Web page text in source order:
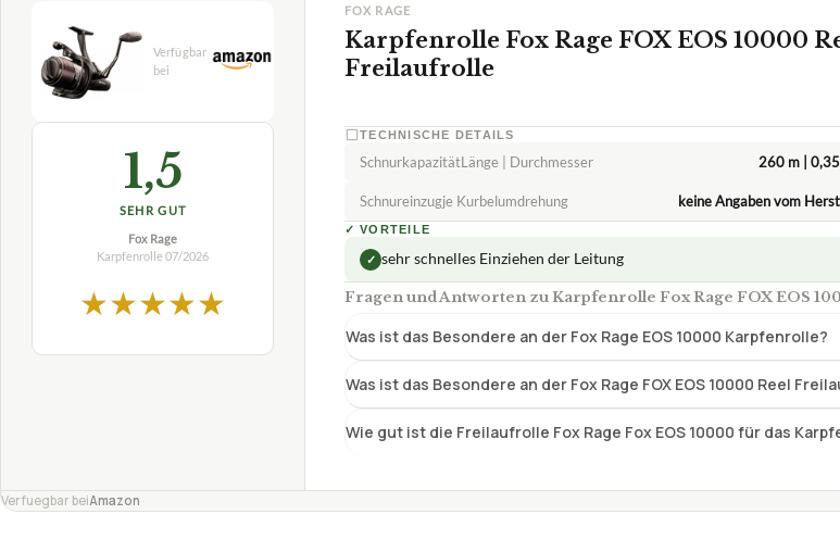
1,5
SEHR GUT
Fox Rage
Karpfenrolle 07/2026
★★★★★
FOX RAGE
Karpfenrolle Fox Rage FOX EOS 10000
Freilaufrolle
TECHNISCHE DETAILS
SchnurkapazitätLänge | Durchmesser 260 m |
Schnureinzugje Kurbelumdrehung keine Angaben vom
✓ VORTEILE
✓ sehr schnelles Einziehen der Leitung
Fragen und Antworten zu Karpfenrolle Fox Rage FOX EOS
Was ist das Besondere an der Fox Rage EOS 10000 Karpfenrolle?
Was ist das Besondere an der Fox Rage FOX EOS 10000 Reel
Wie gut ist die Freilaufrolle Fox Rage Fox EOS 10000 für das
Verfuegbar beiAmazon